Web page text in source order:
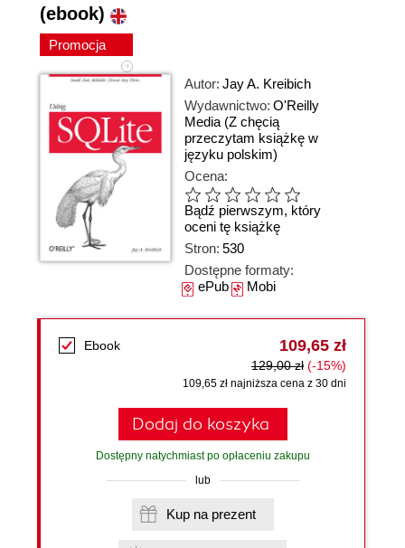
(ebook)
Promocja
Autor: Jay A. Kreibich
Wydawnictwo: O'Reilly
Media (Z chęcią
przeczytam książkę w
języku polskim)
Ocena:
Bądź pierwszym, który
oceni tę książkę
Stron: 530
Dostępne formaty:
ePubMobi
Ebook 109,65 zł
129,00 zł (-15%)
109,65 zł najniższa cena z 30 dni
Dodaj do koszyka
Dostępny natychmiast po opłaceniu zakupu
lub
Kup na prezent